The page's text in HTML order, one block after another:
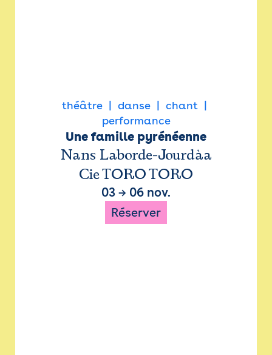
théâtre danse
chant
performance
Une famille pyrénéenne
Nans Laborde-Jourdàa
Cie TORO TORO
03 → 06 nov.
Réserver